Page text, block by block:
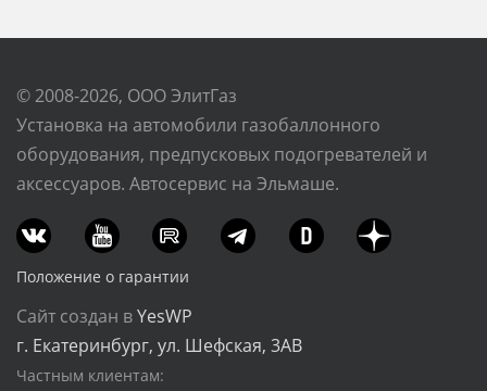
© 2008-2026, ООО ЭлитГаз
Установка на автомобили газобаллонного
оборудования, предпусковых подогревателей и
аксессуаров. Автосервис на Эльмаше.
Положение о гарантии
Сайт создан вYesWP
г. Екатеринбург, ул. Шефская, 3АВ
Частным клиентам: